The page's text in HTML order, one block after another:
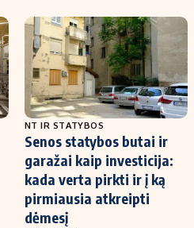
NT IR STATYBOS
Senos statybos butai ir
garažai kaip investicija:
kada verta pirkti ir į ką
pirmiausia atkreipti
dėmesį